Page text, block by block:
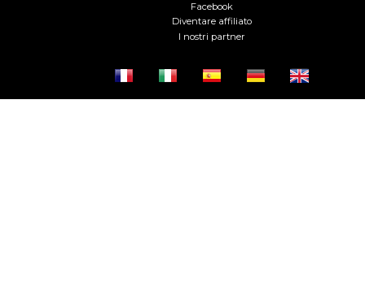
Facebook
Diventare affiliato
I nostri partner